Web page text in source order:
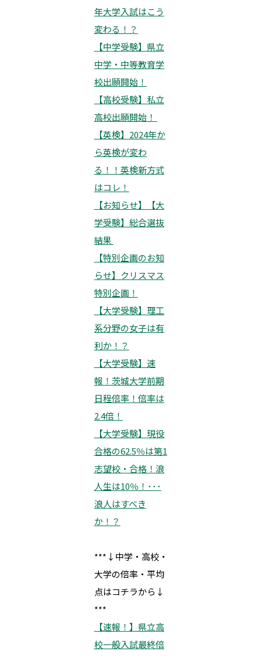
年大学入試はこう
変わる！？
【中学受験】県立
中学・中等教育学
校出願開始！
【高校受験】私立
高校出願開始！
【英検】2024年か
ら英検が変わ
る！！英検新方式
はコレ！
【お知らせ】【大
学受験】総合選抜
結果
【特別企画のお知
らせ】クリスマス
特別企画！
【大学受験】理工
系分野の女子は有
利か！？
【大学受験】速
報！茨城大学前期
日程倍率！倍率は
2.4倍！
【大学受験】現役
合格の62.5％は第1
志望校・合格！浪
人生は10％！･･･
浪人はすべき
か！？
***↓中学・高校・
大学の倍率・平均
点はコチラから↓
***
【速報！】県立高
校一般入試最終倍